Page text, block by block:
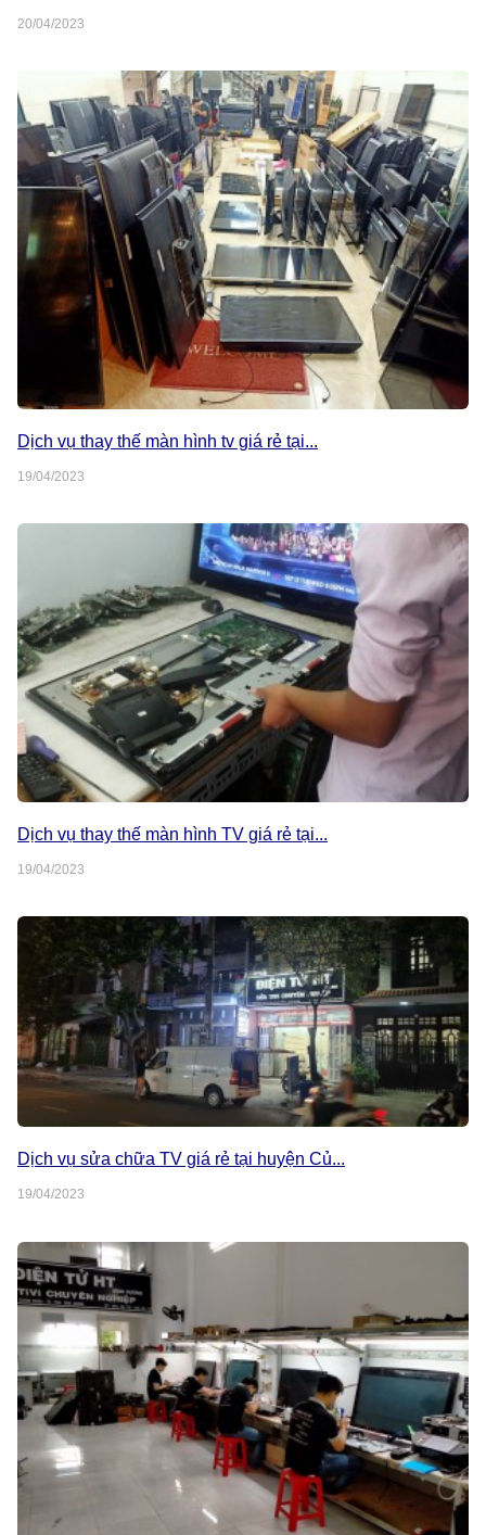
20/04/2023
Dịch vụ thay thế màn hình tv giá rẻ tại...
19/04/2023
Dịch vụ thay thế màn hình TV giá rẻ tại...
19/04/2023
Dịch vụ sửa chữa TV giá rẻ tại huyện Củ...
19/04/2023